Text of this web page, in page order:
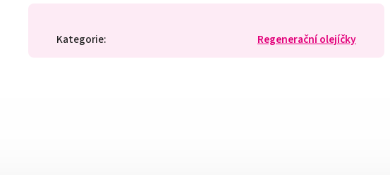
Kategorie: Regenerační olejíčky